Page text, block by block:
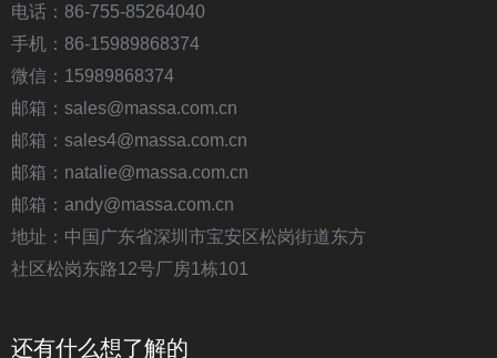
还有什么想了解的
电话：86-755-85264040
手机：86-15989868374
微信：15989868374
邮箱：sales@massa.com.cn
邮箱：sales4@massa.com.cn
邮箱：natalie@massa.com.cn
邮箱：andy@massa.com.cn
地址：中国广东省深圳市宝安区松岗街道东方
社区松岗东路12号厂房1栋101